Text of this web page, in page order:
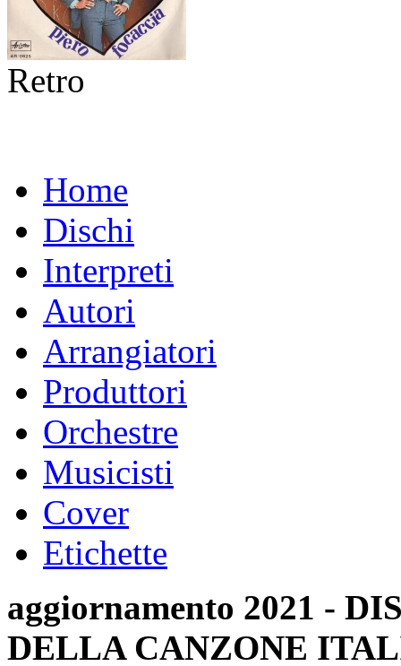
Retro
Home
Dischi
Interpreti
Autori
Arrangiatori
Produttori
Orchestre
Musicisti
Cover
Etichette
aggiornamento 2021 -
DELLA CANZONE